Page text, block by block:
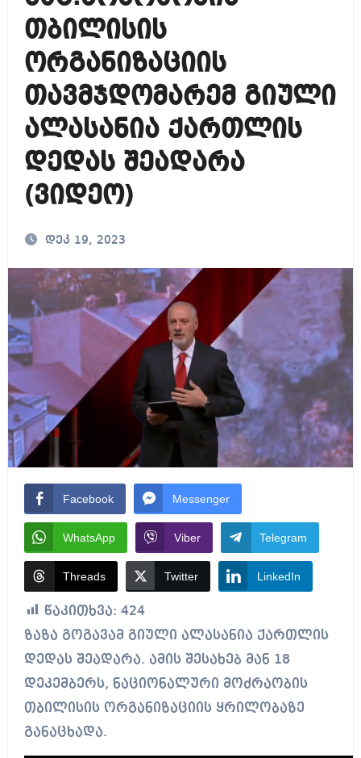
თბილისის
ორგანიზაციის
თავმჯდომარემ გიული
ალასანია ქართლის
დედას შეადარა
(ვიდეო)
დეკ 19, 2023
Facebook Messenger
WhatsApp Viber Telegram
Threads Twitter LinkedIn
წაკითხვა: 424
ზაზა გოგავამ გიული ალასანია ქართლის
დედას შეადარა. ამის შესახებ მან 18
დეკემბერს, ნაციონალური მოძრაობის
თბილისის ორგანიზაციის ყრილობაზე
განაცხადა.